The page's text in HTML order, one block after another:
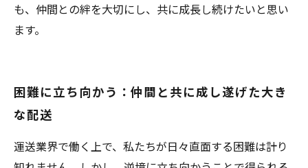
も、仲間との絆を大切にし、共に成長し続けたいと思い
ます。
困難に立ち向かう：仲間と共に成し遂げた大き
な配送
運送業界で働く上で、私たちが日々直面する困難は計り